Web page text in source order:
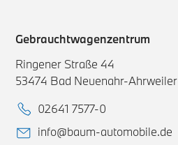
Gebrauchtwagenzentrum
Ringener Straße 44
53474 Bad Neuenahr-Ahrweiler
02641 7577-0
info@baum-automobile.de